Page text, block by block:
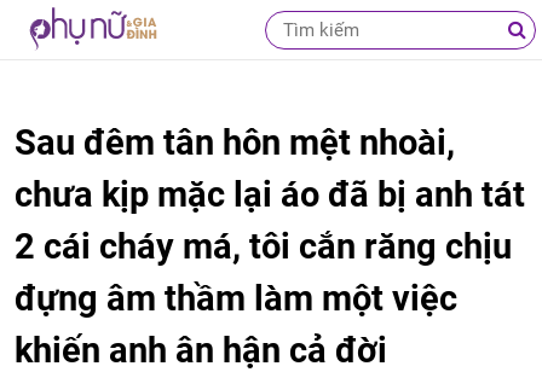
Sau đêm tân hôn mệt nhoài,
chưa kịp mặc lại áo đã bị anh tát
2 cái cháy má, tôi cắn răng chịu
đựng âm thầm làm một việc
khiến anh ân hận cả đời